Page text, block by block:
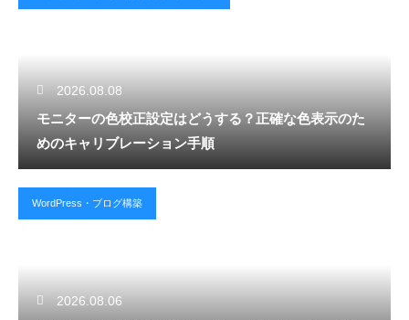
2026.08.08
モニターの色校正設定はどうする？正確な色表示のた
めのキャリブレーション手順
WordPress・ブログ構築
2026.08.06